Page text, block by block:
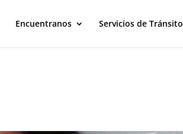
Encuentranos Servicios de Tránsito